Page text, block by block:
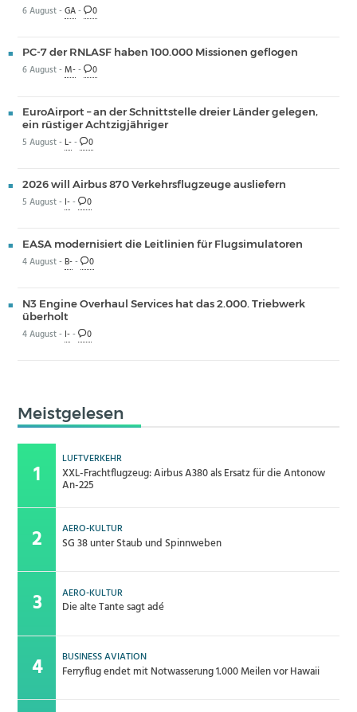
6 August -GA- 0
PC-7 der RNLASF haben 100.000 Missionen geflogen
6 August -M-- 0
EuroAirport – an der Schnittstelle dreier Länder gelegen,
ein rüstiger Achtzigjähriger
5 August -L-- 0
2026 will Airbus 870 Verkehrsflugzeuge ausliefern
5 August - I-- 0
EASA modernisiert die Leitlinien für Flugsimulatoren
4 August -B-- 0
N3 Engine Overhaul Services hat das 2.000. Triebwerk
überholt
4 August - I-- 0
Meistgelesen
LUFTVERKEHR
XXL-Frachtflugzeug: Airbus A380 als Ersatz für die Antonow
An-225
AERO-KULTUR
SG 38 unter Staub und Spinnweben
AERO-KULTUR
Die alte Tante sagt adé
BUSINESS AVIATION
Ferryflug endet mit Notwasserung 1.000 Meilen vor Hawaii